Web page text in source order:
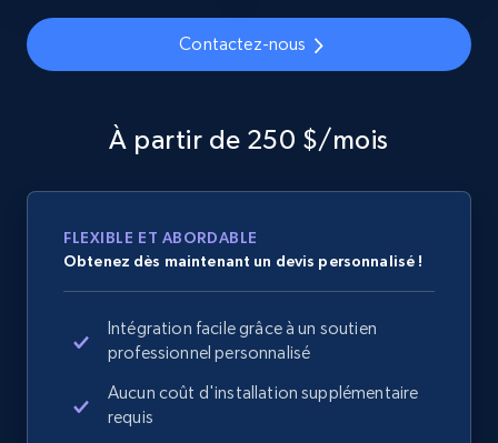
Title, Seller name, Brand, Description, Initial
2.1K+ 375+ Commencer
Amazon products global dataset -
Collecting products by keyword search
Title, Seller name, Brand, Description, Initial
Contactez-nous
À partir de 250 $/mois
FLEXIBLE ET ABORDABLE
Obtenez dès maintenant un devis personnalisé !
Intégration facile grâce à un soutien
professionnel personnalisé
Aucun coût d'installation supplémentaire
requis